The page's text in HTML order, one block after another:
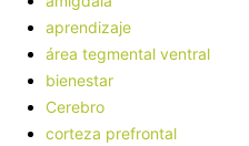
aprendizaje
área tegmental ventral
bienestar
Cerebro
corteza prefrontal